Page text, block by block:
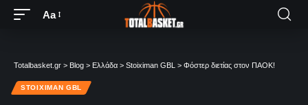
Aa
Totalbasket.gr > Blog > Ελλάδα > Stoiximan GBL > Φόστερ διετίας στον ΠΑΟΚ!
STOIXIMAN GBL